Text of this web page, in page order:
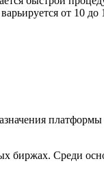
от 10 до
платформы
биржах. Среди